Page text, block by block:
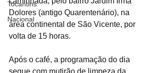
Tocantins
Nacional
Dolores (antigo Quarentenário), na
área continental de São Vicente, por
volta de 15 horas.
Após o café, a programação do dia
segue com mutirão de limpeza da